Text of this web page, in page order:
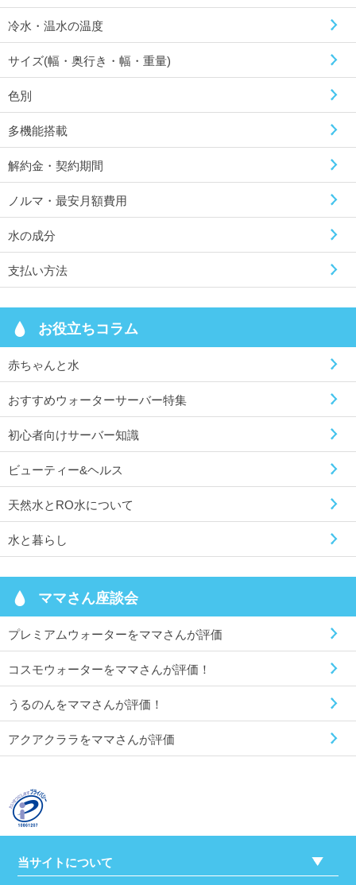
冷水・温水の温度
サイズ(幅・奥行き・幅・重量)
色別
多機能搭載
解約金・契約期間
ノルマ・最安月額費用
水の成分
支払い方法
お役立ちコラム
赤ちゃんと水
おすすめウォーターサーバー特集
初心者向けサーバー知識
ビューティー&ヘルス
天然水とRO水について
水と暮らし
ママさん座談会
プレミアムウォーターをママさんが評価
コスモウォーターをママさんが評価！
うるのんをママさんが評価！
アクアクララをママさんが評価
当サイトについて